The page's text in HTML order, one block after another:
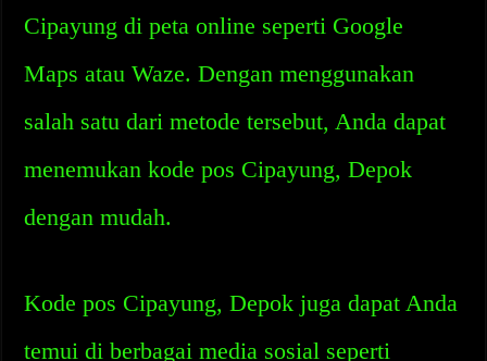
Cipayung di peta online seperti Google
Maps atau Waze. Dengan menggunakan
salah satu dari metode tersebut, Anda dapat
menemukan kode pos Cipayung, Depok
dengan mudah.
Kode pos Cipayung, Depok juga dapat Anda
temui di berbagai media sosial seperti